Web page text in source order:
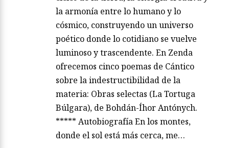
la armonía entre lo humano y lo
cósmico, construyendo un universo
poético donde lo cotidiano se vuelve
luminoso y trascendente. En Zenda
ofrecemos cinco poemas de Cántico
sobre la indestructibilidad de la
materia: Obras selectas (La Tortuga
Búlgara), de Bohdán-Íhor Antónych.
***** Autobiografía En los montes,
donde el sol está más cerca, me…